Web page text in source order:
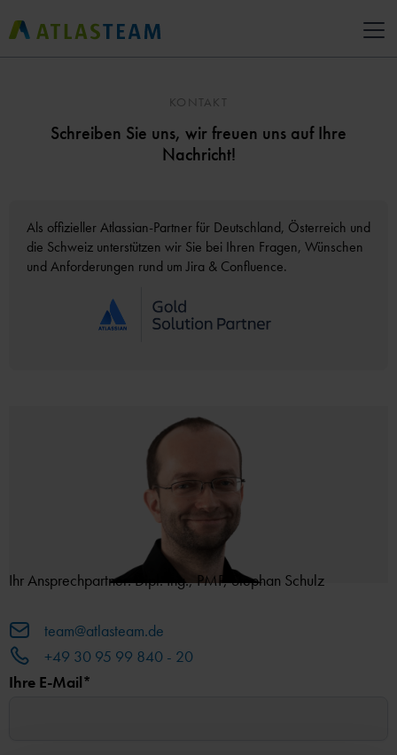
KONTAKT
Schreiben Sie uns, wir freuen uns auf Ihre
Nachricht!
Als offizieller Atlassian-Partner für Deutschland, Österreich und
die Schweiz unterstützen wir Sie bei Ihren Fragen, Wünschen
und Anforderungen rund um Jira & Confluence.
Ihr Ansprechpartner: Dipl. Ing., PMP, Stephan Schulz
team@atlasteam.de
+49 30 95 99 840 - 20
Ihre E-Mail*